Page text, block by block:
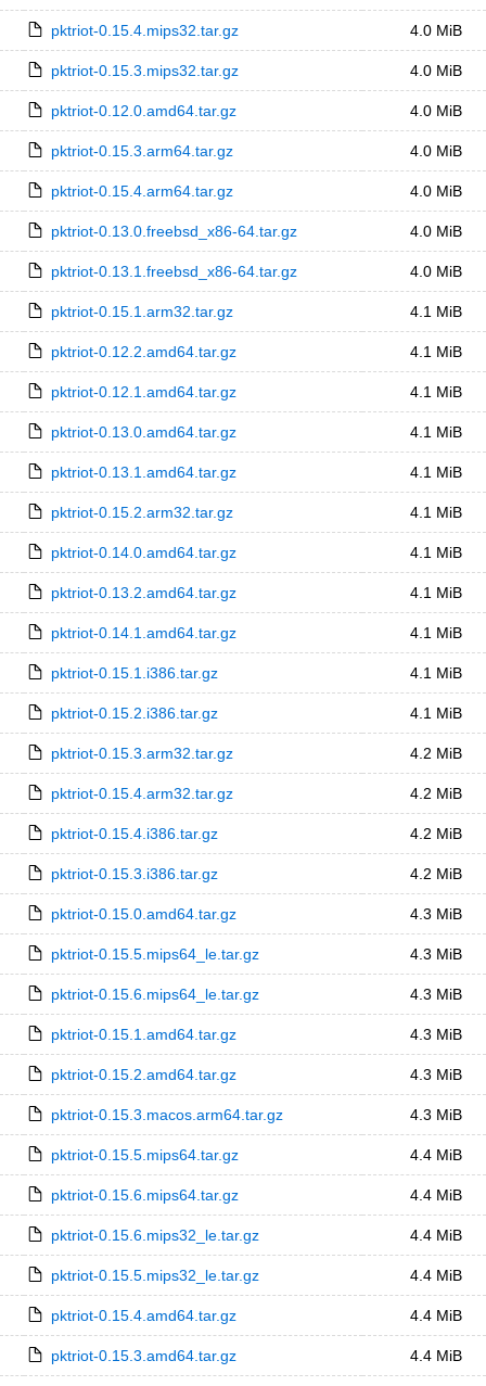
pktriot-0.15.4.mips32.tar.gz 4.0 MiB
pktriot-0.15.3.mips32.tar.gz 4.0 MiB
pktriot-0.12.0.amd64.tar.gz 4.0 MiB
pktriot-0.15.3.arm64.tar.gz 4.0 MiB
pktriot-0.15.4.arm64.tar.gz 4.0 MiB
pktriot-0.13.0.freebsd_x86-64.tar.gz 4.0 MiB
pktriot-0.13.1.freebsd_x86-64.tar.gz 4.0 MiB
pktriot-0.15.1.arm32.tar.gz 4.1 MiB
pktriot-0.12.2.amd64.tar.gz 4.1 MiB
pktriot-0.12.1.amd64.tar.gz 4.1 MiB
pktriot-0.13.0.amd64.tar.gz 4.1 MiB
pktriot-0.13.1.amd64.tar.gz 4.1 MiB
pktriot-0.15.2.arm32.tar.gz 4.1 MiB
pktriot-0.14.0.amd64.tar.gz 4.1 MiB
pktriot-0.13.2.amd64.tar.gz 4.1 MiB
pktriot-0.14.1.amd64.tar.gz 4.1 MiB
pktriot-0.15.1.i386.tar.gz 4.1 MiB
pktriot-0.15.2.i386.tar.gz 4.1 MiB
pktriot-0.15.3.arm32.tar.gz 4.2 MiB
pktriot-0.15.4.arm32.tar.gz 4.2 MiB
pktriot-0.15.4.i386.tar.gz 4.2 MiB
pktriot-0.15.3.i386.tar.gz 4.2 MiB
pktriot-0.15.0.amd64.tar.gz 4.3 MiB
pktriot-0.15.5.mips64_le.tar.gz 4.3 MiB
pktriot-0.15.6.mips64_le.tar.gz 4.3 MiB
pktriot-0.15.1.amd64.tar.gz 4.3 MiB
pktriot-0.15.2.amd64.tar.gz 4.3 MiB
pktriot-0.15.3.macos.arm64.tar.gz 4.3 MiB
pktriot-0.15.5.mips64.tar.gz 4.4 MiB
pktriot-0.15.6.mips64.tar.gz 4.4 MiB
pktriot-0.15.6.mips32_le.tar.gz 4.4 MiB
pktriot-0.15.5.mips32_le.tar.gz 4.4 MiB
pktriot-0.15.4.amd64.tar.gz 4.4 MiB
pktriot-0.15.3.amd64.tar.gz 4.4 MiB